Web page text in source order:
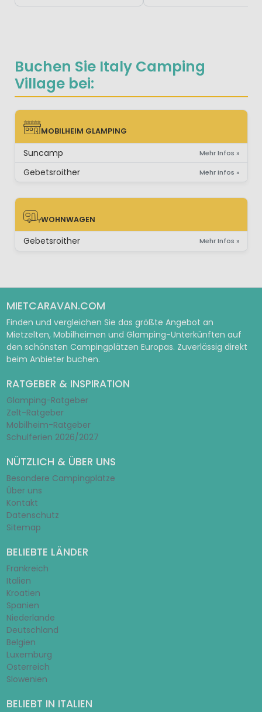
Buchen Sie Italy Camping
Village bei:
MOBILHEIM GLAMPING
MOBILHEIM GLAMPING
Suncamp Mehr Infos »
Gebetsroither Mehr Infos »
WOHNWAGEN
WOHNWAGEN
Gebetsroither Mehr Infos »
MIETCARAVAN.COM
Finden und vergleichen Sie das größte Angebot an
Mietzelten, Mobilheimen und Glamping-Unterkünften auf
den schönsten Campingplätzen Europas. Zuverlässig direkt
beim Anbieter buchen.
RATGEBER & INSPIRATION
Glamping-Ratgeber
Zelt-Ratgeber
Mobilheim-Ratgeber
Schulferien 2026/2027
NÜTZLICH & ÜBER UNS
Besondere Campingplätze
Über uns
Kontakt
Datenschutz
Sitemap
BELIEBTE LÄNDER
Frankreich
Italien
Kroatien
Spanien
Niederlande
Deutschland
Belgien
Luxemburg
Österreich
Slowenien
BELIEBT IN ITALIEN